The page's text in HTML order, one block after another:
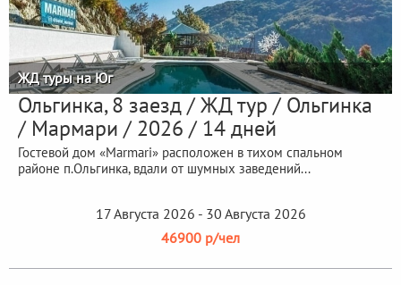
ЖД туры на Юг
Ольгинка, 8 заезд / ЖД тур / Ольгинка
/ Мармари / 2026 / 14 дней
Гостевой дом «Marmari» расположен в тихом спальном
районе п.Ольгинка, вдали от шумных заведений...
17 Августа 2026 - 30 Августа 2026
46900 р/чел